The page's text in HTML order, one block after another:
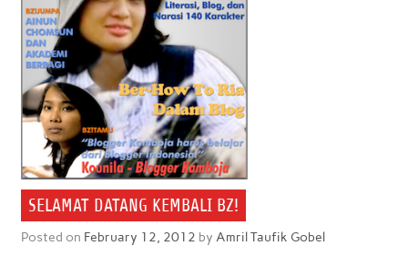
SELAMAT DATANG KEMBALI BZ!
Posted on February 12, 2012 by Amril Taufik Gobel